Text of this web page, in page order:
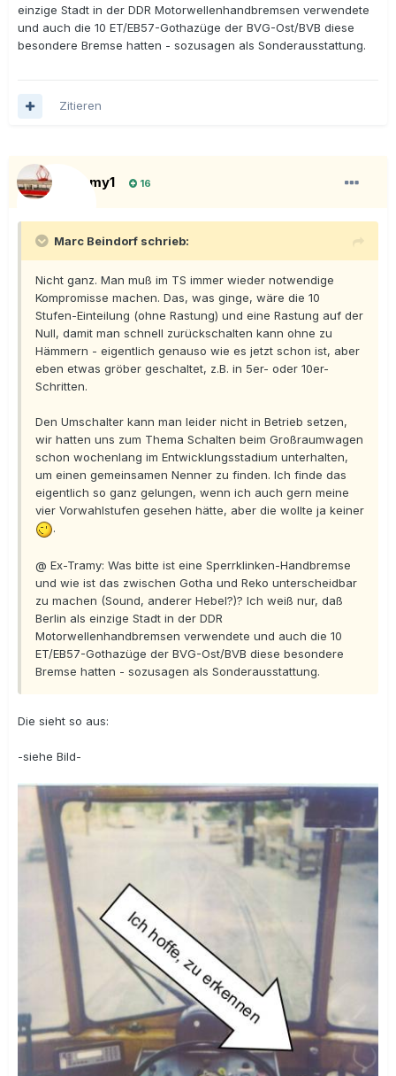
einzige Stadt in der DDR Motorwellenhandbremsen verwendete
und auch die 10 ET/EB57-Gothazüge der BVG-Ost/BVB diese
besondere Bremse hatten - sozusagen als Sonderausstattung.
Zitieren
Tramy1 16
Marc Beindorf schrieb:
Nicht ganz. Man muß im TS immer wieder notwendige
Kompromisse machen. Das, was ginge, wäre die 10
Stufen-Einteilung (ohne Rastung) und eine Rastung auf der
Null, damit man schnell zurückschalten kann ohne zu
Hämmern - eigentlich genauso wie es jetzt schon ist, aber
eben etwas gröber geschaltet, z.B. in 5er- oder 10er-
Schritten.
Den Umschalter kann man leider nicht in Betrieb setzen,
wir hatten uns zum Thema Schalten beim Großraumwagen
schon wochenlang im Entwicklungsstadium unterhalten,
um einen gemeinsamen Nenner zu finden. Ich finde das
eigentlich so ganz gelungen, wenn ich auch gern meine
vier Vorwahlstufen gesehen hätte, aber die wollte ja keiner
.
@ Ex-Tramy: Was bitte ist eine Sperrklinken-Handbremse
und wie ist das zwischen Gotha und Reko unterscheidbar
zu machen (Sound, anderer Hebel?)? Ich weiß nur, daß
Berlin als einzige Stadt in der DDR
Motorwellenhandbremsen verwendete und auch die 10
ET/EB57-Gothazüge der BVG-Ost/BVB diese besondere
Bremse hatten - sozusagen als Sonderausstattung.
Die sieht so aus:
-siehe Bild-